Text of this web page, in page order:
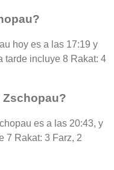
hoy es a las 17:19 y
tarde incluye 8 Rakat: 4
Zschopau?
es a las 20:43, y
7 Rakat: 3 Farz, 2